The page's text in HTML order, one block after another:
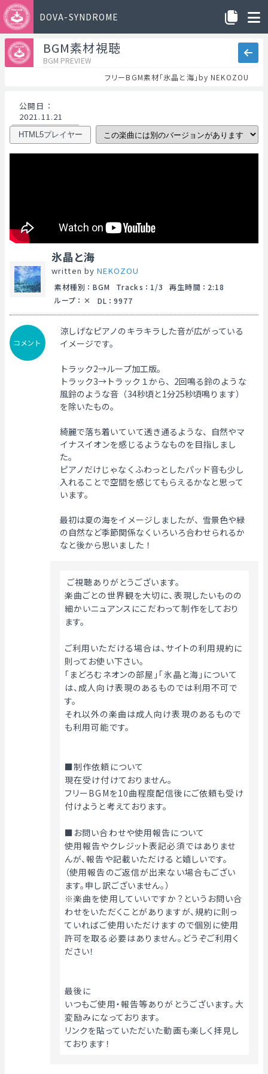
DOVA-SYNDROME
BGM素材視聴
BGM PREVIEW
フリーBGM素材「氷晶と海」by NEKOZOU
公開日 ：
2021.11.21
HTML5プレイヤー
氷晶と海
written byNEKOZOU
素材種別 ： BGM Tracks ： 1/3 再生時間 ： 2:18
ループ ： DL ： 9977
コメント
涼しげなピアノのキラキラした音が広がっている
イメージです。
トラック2→ループ加工版。
トラック3→トラック１から、2回鳴る鈴のような
風鈴のような音（34秒頃と1分25秒頃鳴ります）
を除いたもの。
綺麗で落ち着いていて透き通るような、自然やマ
イナスイオンを感じるようなものを目指しまし
た。
ピアノだけじゃなくふわっとしたパッド音も少し
入れることで空間を感じてもらえるかなと思って
います。
最初は夏の海をイメージしましたが、雪景色や緑
の自然など季節関係なくいろいろ合わせられるか
なと後から思いました！
ご視聴ありがとうございます。
楽曲ごとの世界観を大切に、表現したいものの
細かいニュアンスにこだわって制作をしており
ます。
ご利用いただける場合は、サイトの利用規約に
則ってお使い下さい。
「まどろむネオンの部屋」「氷晶と海」について
は、成人向け表現のあるものでは利用不可で
す。
それ以外の楽曲は成人向け表現のあるもので
も利用可能です。
■制作依頼について
現在受け付けておりません。
フリーBGMを10曲程度配信後にご依頼も受け
付けようと考えております。
■お問い合わせや使用報告について
使用報告やクレジット表記必須ではありませ
んが、報告や記載いただけると嬉しいです。
（使用報告のご返信が出来ない場合もござい
ます。申し訳ございません。）
※楽曲を使用していいですか？というお問い合
わせをいただくことがありますが、規約に則っ
ていればご使用いただけますので個別に使用
許可を取る必要はありません。どうぞご利用く
ださい！
最後に
いつもご使用・報告等ありがとうございます。大
変励みになっております。
リンクを貼っていただいた動画も楽しく拝見し
ております！